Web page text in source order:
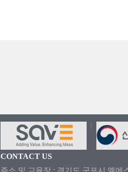
CONTACT US
주소 및 교육장 : 경기도 군포시 엘에